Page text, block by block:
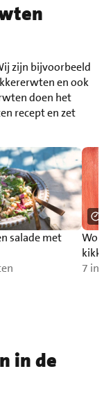
zijn bijvoorbeeld
en ook
doen het
recept en zet
salade met
7
in de